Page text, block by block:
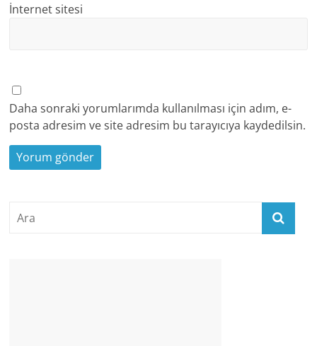
İnternet sitesi
Daha sonraki yorumlarımda kullanılması için adım, e-
posta adresim ve site adresim bu tarayıcıya kaydedilsin.